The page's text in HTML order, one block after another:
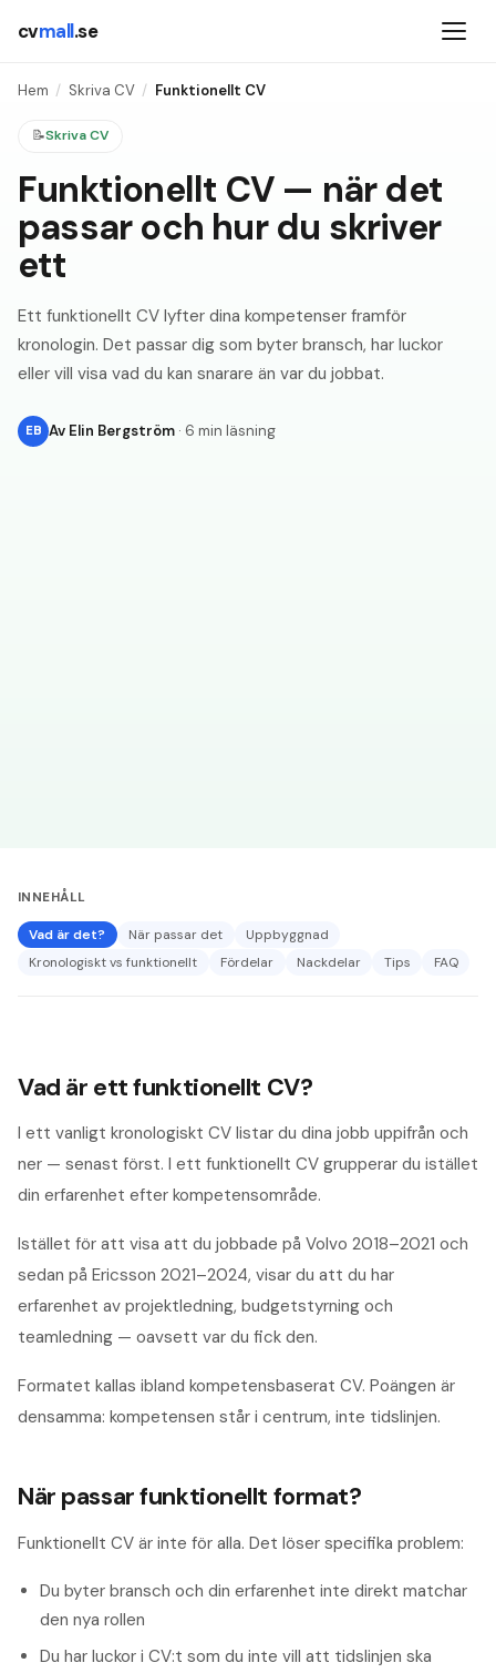
cvmall.se
Hem / Skriva CV / Funktionellt CV
📝Skriva CV
Funktionellt CV — när det
passar och hur du skriver
ett
Ett funktionellt CV lyfter dina kompetenser framför
kronologin. Det passar dig som byter bransch, har luckor
eller vill visa vad du kan snarare än var du jobbat.
EB Av Elin Bergström · 6 min läsning
INNEHÅLL
Vad är det? När passar det
Uppbyggnad
Kronologiskt vs funktionellt
Fördelar Nackdelar Tips FAQ
Vad är ett funktionellt CV?
I ett vanligt kronologiskt CV listar du dina jobb uppifrån och
ner — senast först. I ett funktionellt CV grupperar du istället
din erfarenhet efter kompetensområde.
Istället för att visa att du jobbade på Volvo 2018–2021 och
sedan på Ericsson 2021–2024, visar du att du har
erfarenhet av projektledning, budgetstyrning och
teamledning — oavsett var du fick den.
Formatet kallas ibland kompetensbaserat CV. Poängen är
densamma: kompetensen står i centrum, inte tidslinjen.
När passar funktionellt format?
Funktionellt CV är inte för alla. Det löser specifika problem:
Du byter bransch och din erfarenhet inte direkt matchar
den nya rollen
Du har luckor i CV:t som du inte vill att tidslinjen ska